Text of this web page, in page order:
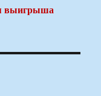
выигрыша